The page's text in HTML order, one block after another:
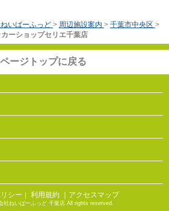
いばーふっど > 周辺施設案内 > 千葉市中央区 >
ーショップセリエ千葉店
ページトップに戻る
シー ｜ 利用規約 ｜アクセスマップ
社ねいばーふっど 千葉店 All rights reserved.